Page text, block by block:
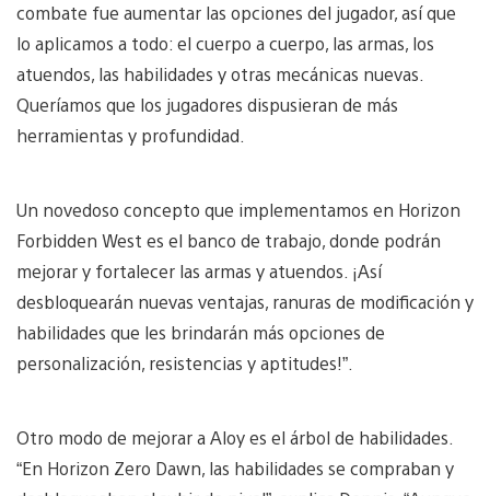
combate fue aumentar las opciones del jugador, así que
lo aplicamos a todo: el cuerpo a cuerpo, las armas, los
atuendos, las habilidades y otras mecánicas nuevas.
Queríamos que los jugadores dispusieran de más
herramientas y profundidad.
Un novedoso concepto que implementamos en Horizon
Forbidden West es el banco de trabajo, donde podrán
mejorar y fortalecer las armas y atuendos. ¡Así
desbloquearán nuevas ventajas, ranuras de modificación y
habilidades que les brindarán más opciones de
personalización, resistencias y aptitudes!”.
Otro modo de mejorar a Aloy es el árbol de habilidades.
“En Horizon Zero Dawn, las habilidades se compraban y